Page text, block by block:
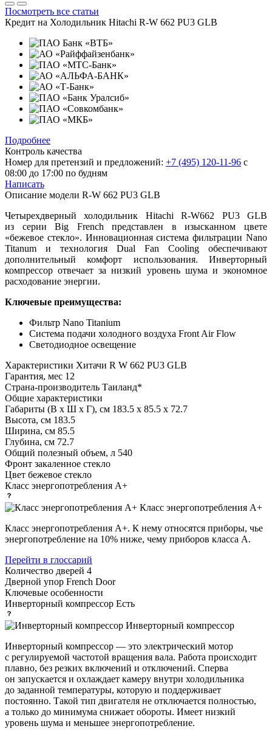
Посмотреть все статьи
Кредит на Холодильник Hitachi R-W 662 PU3 GLB
Подробнее
Контроль качества
Номер для претензий и предложений: +7 (495) 120-11-96 с
08:00 до 17:00 по будням
Написать
Описание модели R-W 662 PU3 GLB
Четырехдверный холодильник Hitachi R-W662 PU3 GLB
из серии Big French представлен в изысканном цвете
«бежевое стекло». Инновационная система фильтрации Nano
Titanum и технология Dual Fan Cooling обеспечивают
дополнительный комфорт использования. Инверторный
компрессор отвечает за низкий уровень шума и экономное
расходование энергии.
Ключевые преимущества:
Фильтр Nano Titanium
Система подачи холодного воздуха Front Air Flow
Светодиодное освещение
Характеристики Хитачи R W 662 PU3 GLB
Гарантия, мес 12
Страна-производитель Таиланд*
Общие характеристики
Габариты (В х Ш х Г), см 183.5 х 85.5 х 72.7
Высота, см 183.5
Ширина, см 85.5
Глубина, см 72.7
Общий полезный объем, л 540
Фронт закаленное стекло
Цвет бежевое стекло
Класс энергопотребления A+
Класс энергопотребления А+
Класс энергопотребления А+. К нему относятся приборы, чье
энергопотребление на 10% ниже, чему приборов класса А.
Перейти в глоссарий
Количество дверей 4
Дверной упор French Door
Ключевые особенности
Инверторный компрессор Есть
Инверторный компрессор
Инверторный компрессор — это электрический мотор
с регулируемой частотой вращения вала. Работа происходит
плавно, без резких включений и отключений. Сперва
он запускается и охлаждает камеру внутри холодильника
до заданной температуры, которую и поддерживает
постоянно. Такой тип двигателя не отключается полностью,
а только до минимума снижает обороты. Имеет низкий
уровень шума и меньшее энергопотребление.